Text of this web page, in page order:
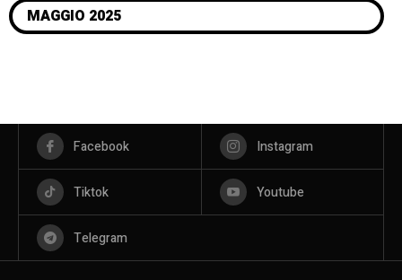
MAGGIO 2025
Facebook Instagram
Tiktok Youtube
Telegram